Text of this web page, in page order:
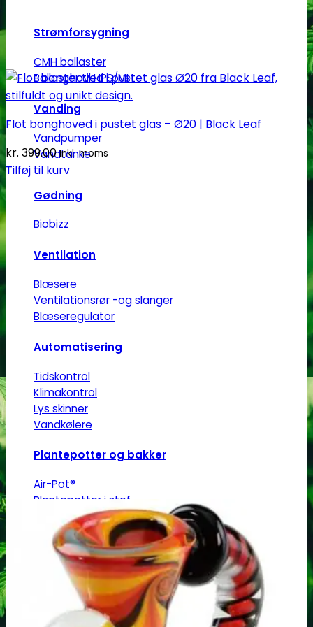
Strømforsygning
CMH ballaster
Ballaster til HPS/MH
Vanding
Vandpumper
Vandtanke
Gødning
Biobizz
Ventilation
Blæsere
Ventilationsrør -og slanger
Blæseregulator
Automatisering
Tidskontrol
Klimakontrol
Lys skinner
Vandkølere
Plantepotter og bakker
Air-Pot®
Plantepotter i stof
Almindelige plantepotter
Plastikbakker
Reflektorer & tilbehør
HPS/MH/CFL
Refleksivt mylar/folie
Flot bonghoved i pustet glas – Ø20 | Black Leaf
kr. 399.00 Inkl. moms
Tilføj til kurv